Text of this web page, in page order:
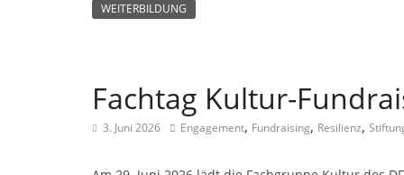
WEITERBILDUNG
Fachtag Kultur-
3. Juni 2026 Engagement, Fundraising, Resilienz,